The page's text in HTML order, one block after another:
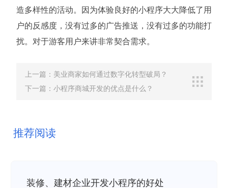
造多样性的活动。因为体验良好的小程序大大降低了用
户的反感度，没有过多的广告推送，没有过多的功能打
扰。对于游客用户来讲非常契合需求。
上一篇：美业商家如何通过数字化转型破局？
下一篇：小程序商城开发的优点是什么？
推荐阅读
装修、建材企业开发小程序的好处